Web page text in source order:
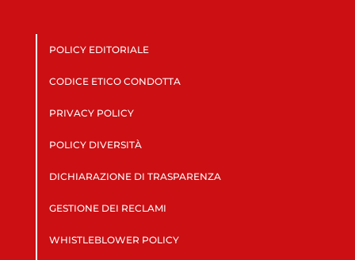
POLICY EDITORIALE
CODICE ETICO CONDOTTA
PRIVACY POLICY
POLICY DIVERSITÀ
DICHIARAZIONE DI TRASPARENZA
GESTIONE DEI RECLAMI
WHISTLEBLOWER POLICY